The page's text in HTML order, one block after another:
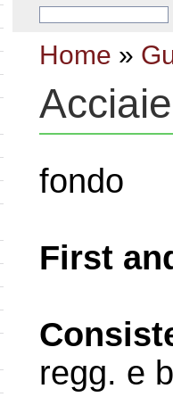
Home »
fondo
First
regg. e